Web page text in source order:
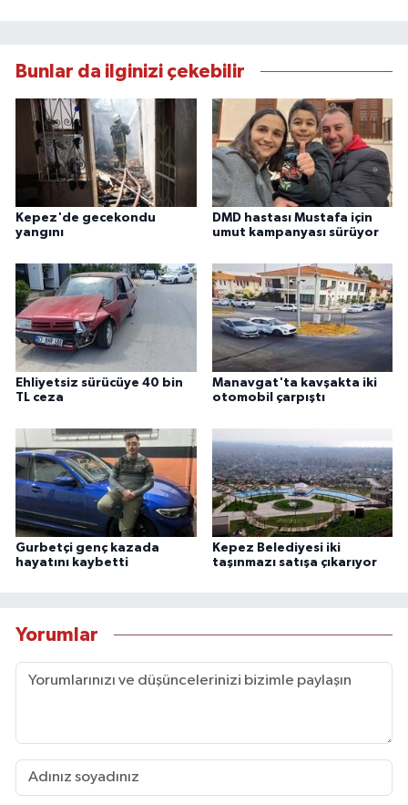
Bunlar da ilginizi çekebilir
Kepez'de gecekondu
yangını
DMD hastası Mustafa için
umut kampanyası sürüyor
Ehliyetsiz sürücüye 40 bin
TL ceza
Manavgat'ta kavşakta iki
otomobil çarpıştı
Gurbetçi genç kazada
hayatını kaybetti
Kepez Belediyesi iki
taşınmazı satışa çıkarıyor
Yorumlar